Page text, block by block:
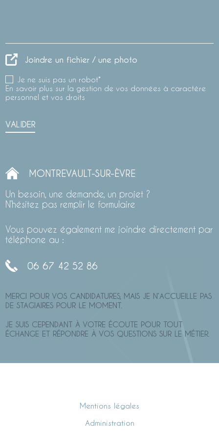
Joindre un fichier / une photo
Je ne suis pas un robot*
En savoir plus sur la gestion de vos données à caractère
personnel et vos droits
VALIDER
MONTREVAULT-SUR-ÈVRE
Un besoin, une demande, un projet ?
N’hésitez pas remplir le formulaire
Vous pouvez également me joindre directement par
téléphone au :
06 67 42 52 86
MERCI POUR VOS CANDIDATURES, MAIS JE N’ACCUEILLE PAS
DE STAGIAIRES POUR LE MOMENT.
JE SUIS CEPENDANT À VOTRE ÉCOUTE POUR TOUT
ÉCHANGE ET RÉPONDRE À VOS QUESTIONS SUR LE MÉTIER.
Mentions légales
Administration